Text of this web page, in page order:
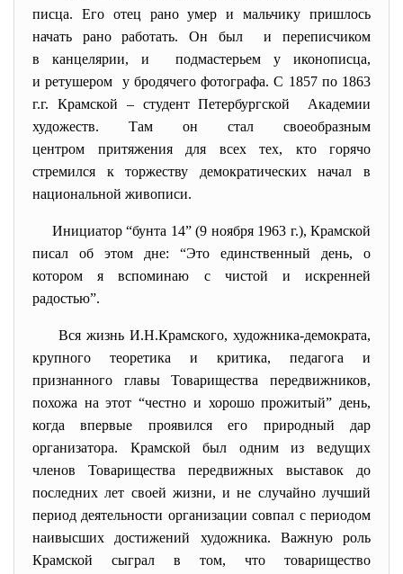
писца. Его отец рано умер и мальчику пришлось
начать рано работать. Он был и переписчиком
в канцелярии, и подмастерьем у иконописца,
и ретушером у бродячего фотографа. С 1857 по 1863
г.г. Крамской – студент Петербургской Академии
художеств. Там он стал своеобразным
центром притяжения для всех тех, кто горячо
стремился к торжеству демократических начал в
национальной живописи.
Инициатор “бунта 14” (9 ноября 1963 г.), Крамской
писал об этом дне: “Это единственный день, о
котором я вспоминаю с чистой и искренней
радостью”.
Вся жизнь И.Н.Крамского, художника-демократа,
крупного теоретика и критика, педагога и
признанного главы Товарищества передвижников,
похожа на этот “честно и хорошо прожитый” день,
когда впервые проявился его природный дар
организатора. Крамской был одним из ведущих
членов Товарищества передвижных выставок до
последних лет своей жизни, и не случайно лучший
период деятельности организации совпал с периодом
наивысших достижений художника. Важную роль
Крамской сыграл в том, что товарищество